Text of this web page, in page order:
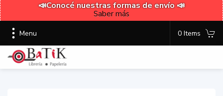
📣Conocé nuestras formas de envío 📣
Saber más
Menu 0 Items